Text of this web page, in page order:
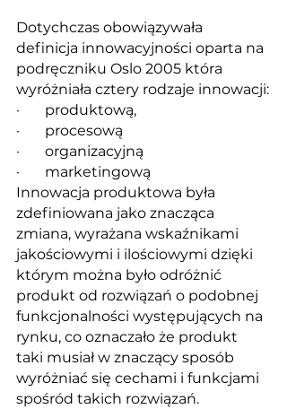
Dotychczas obowiązywała
definicja innowacyjności oparta na
podręczniku Oslo 2005 która
wyróżniała cztery rodzaje innowacji:
·       produktową,
·       procesową
·       organizacyjną
·       marketingową
Innowacja produktowa była
zdefiniowana jako znacząca
zmiana, wyrażana wskaźnikami
jakościowymi i ilościowymi dzięki
którym można było odróżnić
produkt od rozwiązań o podobnej
funkcjonalności występujących na
rynku, co oznaczało że produkt
taki musiał w znaczący sposób
wyróżniać się cechami i funkcjami
spośród takich rozwiązań.